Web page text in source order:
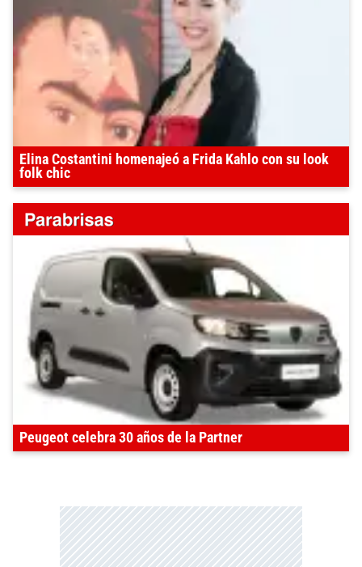
Elina Costantini homenajeó a Frida Kahlo con su look
folk chic
Peugeot celebra 30 años de la Partner